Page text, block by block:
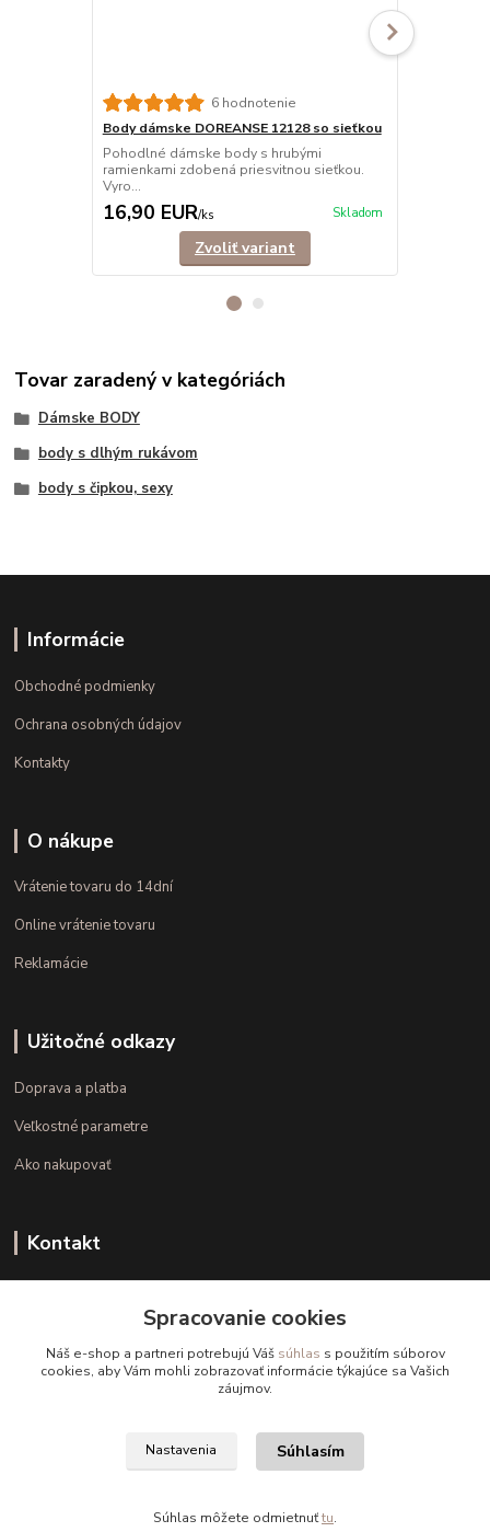
6 hodnotenie
Body dámske DOREANSE 12128 so sieťkou
Pohodlné dámske body s hrubými
ramienkami zdobená priesvitnou sieťkou.
Vyro...
16,90 EUR/ks Skladom
Zvoliť variant
Tovar zaradený v kategóriách
Dámske BODY
body s dlhým rukávom
body s čipkou, sexy
Informácie
Obchodné podmienky
Ochrana osobných údajov
Kontakty
O nákupe
Vrátenie tovaru do 14dní
Online vrátenie tovaru
Reklamácie
Užitočné odkazy
Doprava a platba
Veľkostné parametre
Ako nakupovať
Kontakt
(Po.-Pi. 10.00 - 15.00)
info@kvalitnaBielizen.sk
Copyright © kvalitnabielizen.sk
Spracovanie cookies
Náš e-shop a partneri potrebujú Váš súhlas s použitím súborov
cookies, aby Vám mohli zobrazovať informácie týkajúce sa Vašich
záujmov.
Nastavenia Súhlasím
Súhlas môžete odmietnuťtu.